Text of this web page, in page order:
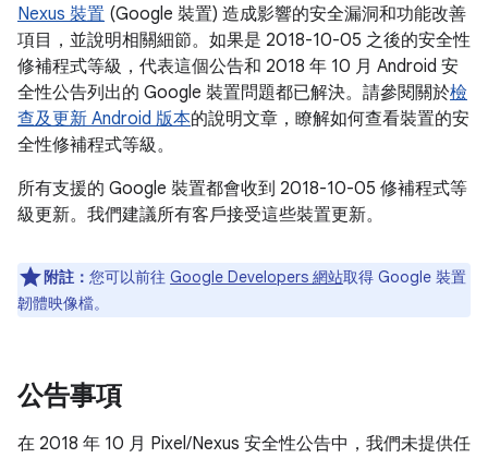
Nexus 裝置 (Google 裝置) 造成影響的安全漏洞和功能改善
項目，並說明相關細節。如果是 2018-10-05 之後的安全性
修補程式等級，代表這個公告和 2018 年 10 月 Android 安
全性公告列出的 Google 裝置問題都已解決。請參閱關於檢
查及更新 Android 版本的說明文章，瞭解如何查看裝置的安
全性修補程式等級。
所有支援的 Google 裝置都會收到 2018-10-05 修補程式等
級更新。我們建議所有客戶接受這些裝置更新。
附註： 您可以前往 Google Developers 網站取得 Google 裝置
韌體映像檔。
公告事項
在 2018 年 10 月 Pixel/Nexus 安全性公告中，我們未提供任